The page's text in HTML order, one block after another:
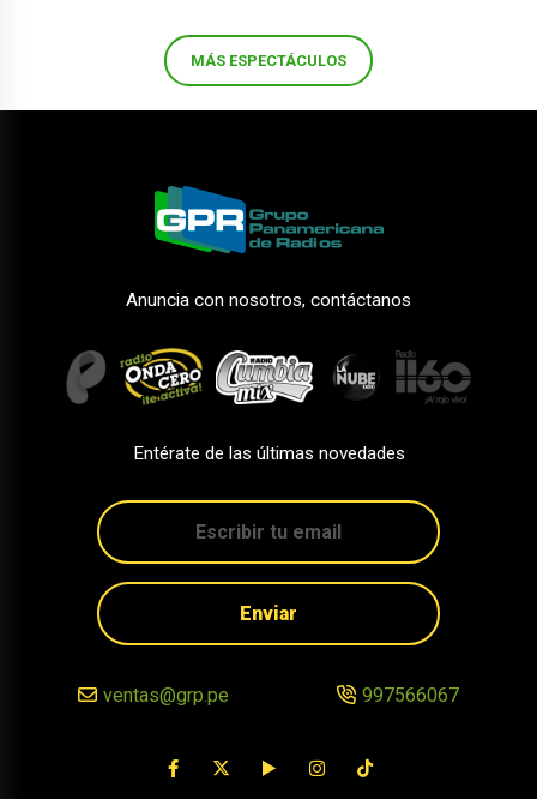
MÁS ESPECTÁCULOS
Anuncia con nosotros, contáctanos
Entérate de las últimas novedades
Enviar
ventas@grp.pe 997566067